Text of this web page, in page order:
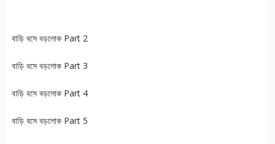
বাড়ি বসে বড়লোক Part 2
বাড়ি বসে বড়লোক Part 3
বাড়ি বসে বড়লোক Part 4
বাড়ি বসে বড়লোক Part 5